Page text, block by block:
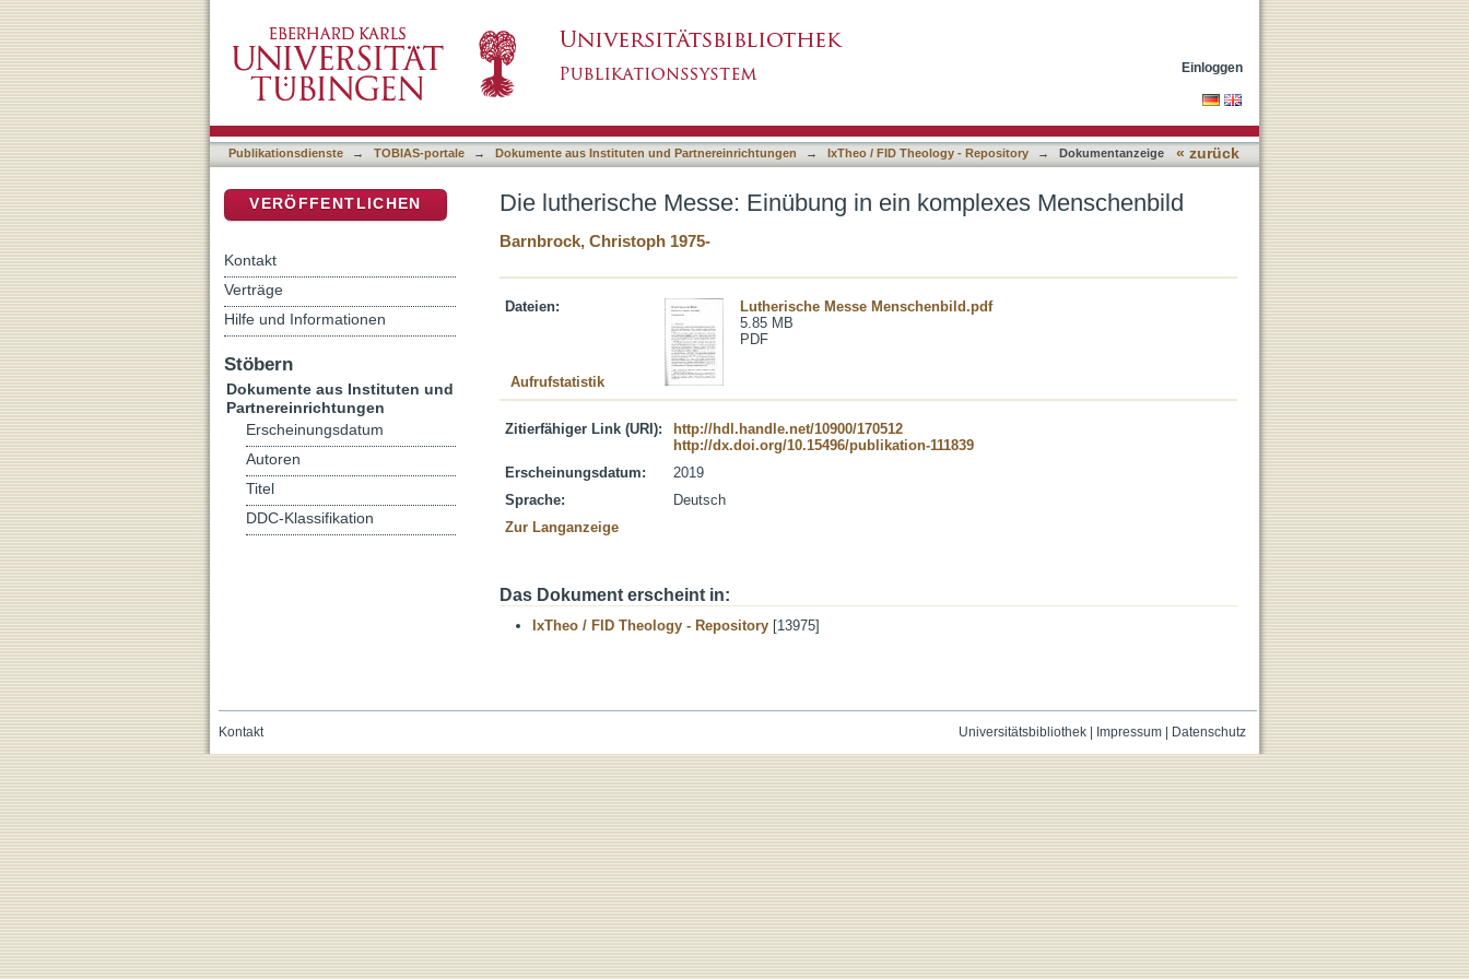
Einloggen
Publikationsdienste → TOBIAS-portale → Dokumente aus Instituten und Partnereinrichtungen → IxTheo / FID Theology - Repository → Dokumentanzeige « zurück
Die lutherische Messe: Einübung in ein komplexes Menschenbild
Barnbrock, Christoph 1975-
Dateien:
Lutherische Messe Menschenbild.pdf
5.85 MB
PDF
Aufrufstatistik
Zitierfähiger Link (URI):
http://hdl.handle.net/10900/170512
http://dx.doi.org/10.15496/publikation-111839
Erscheinungsdatum:
2019
Sprache:
Deutsch
Zur Langanzeige
Das Dokument erscheint in:
IxTheo / FID Theology - Repository [13975]
VERÖFFENTLICHEN
Kontakt
Verträge
Hilfe und Informationen
Stöbern
Dokumente aus Instituten und
Partnereinrichtungen
Erscheinungsdatum
Autoren
Titel
DDC-Klassifikation
Universitätsbibliothek| Impressum| Datenschutz
Kontakt